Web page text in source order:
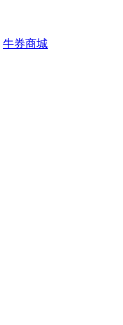
牛券商城